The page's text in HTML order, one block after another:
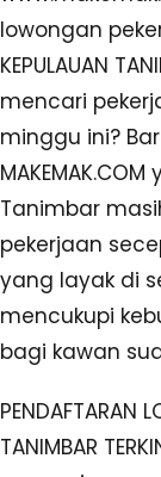
lowongan
KEPULAUAN
mencari
minggu ini?
Tanimbar
pekerjaan
yang layak di
mencukupi
bagi kawan
PENDAFTARAN
TANIMBAR